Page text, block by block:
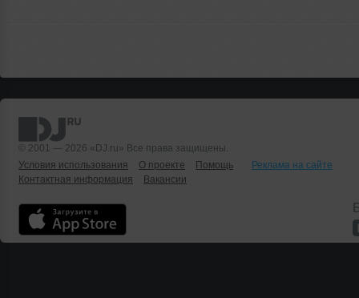
© 2001 — 2026 «DJ.ru» Все права защищены.
Условия использования
О проекте Помощь
Реклама на сайте
Контактная информация
Вакансии